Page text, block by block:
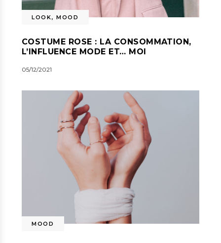
LOOK, MOOD
COSTUME ROSE : LA CONSOMMATION,
L’INFLUENCE MODE ET… MOI
05/12/2021
MOOD